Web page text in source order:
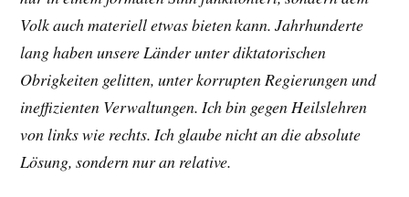
Volk auch materiell etwas bieten kann. Jahrhunderte
lang haben unsere Länder unter diktatorischen
Obrigkeiten gelitten, unter korrupten Regierungen und
ineffizienten Verwaltungen. Ich bin gegen Heilslehren
von links wie rechts. Ich glaube nicht an die absolute
Lösung, sondern nur an relative.